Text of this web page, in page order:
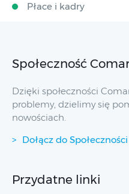
Płace i kadry
Społeczność
Dzięki społeczności
problemy, dzielimy się
nowościach.
Dołącz do
Przydatne linki